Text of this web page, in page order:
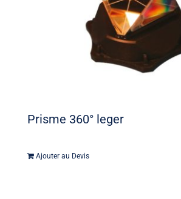
Prisme 360° leger
Ajouter au Devis